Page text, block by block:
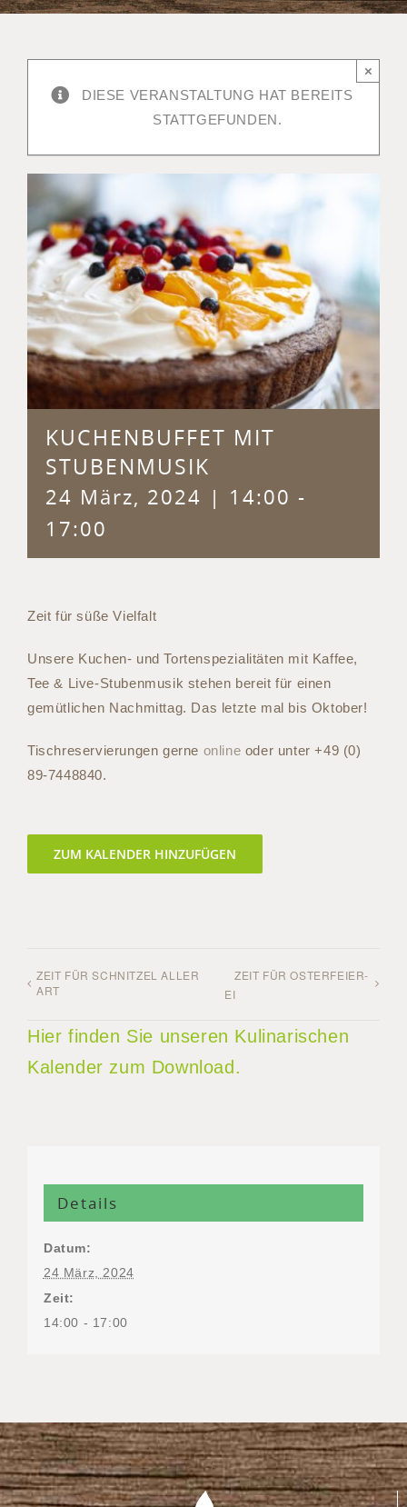
DIESE VERANSTALTUNG HAT BEREITS
STATTGEFUNDEN.
×
KUCHENBUFFET MIT
STUBENMUSIK
24 März, 2024 | 14:00 -
17:00
Zeit für süße Vielfalt
Unsere Kuchen- und Tortenspezialitäten mit Kaffee,
Tee & Live-Stubenmusik stehen bereit für einen
gemütlichen Nachmittag. Das letzte mal bis Oktober!
Tischreservierungen gerne online oder unter +49 (0)
89-7448840.
ZUM KALENDER HINZUFÜGEN
ZEIT FÜR SCHNITZEL ALLER
ART
ZEIT FÜR OSTERFEIER-
EI
Hier finden Sie unseren Kulinarischen
Kalender zum Download.
Details
Datum:
24 März, 2024
Zeit:
14:00 - 17:00